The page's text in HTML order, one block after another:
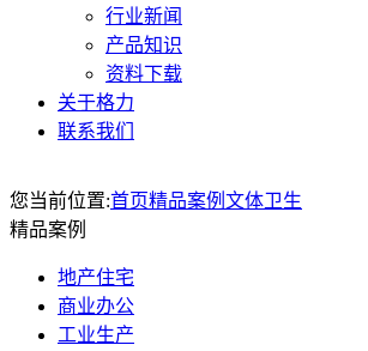
行业新闻
产品知识
资料下载
关于格力
联系我们
您当前位置:首页精品案例 文体卫生
精品案例
地产住宅
商业办公
工业生产